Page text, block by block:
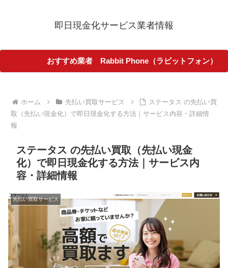
即日現金化サービス業者情報
おすすめ業者 Rabbit Phone（ラビットフォン）
ホーム 先払い買取サービス
ステータス の先払い買
取（先払い現金化）で即日現金化する方法｜サービス内容・詳細情
報
ステータス の先払い買取（先払い現金
化）で即日現金化する方法｜サービス内
容・詳細情報
先払い買取サービス